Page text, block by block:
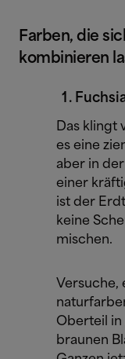
Farben, die
kombinieren
Das klingt
es eine
aber in der
einer
ist der
keine
mischen.
Versuche,
Oberteil in
braunen